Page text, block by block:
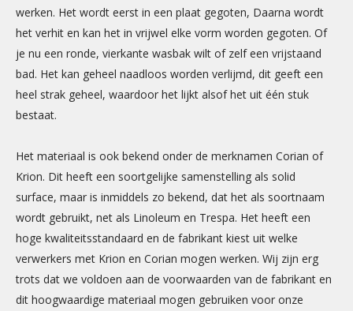
werken. Het wordt eerst in een plaat gegoten, Daarna wordt
het verhit en kan het in vrijwel elke vorm worden gegoten. Of
je nu een ronde, vierkante wasbak wilt of zelf een vrijstaand
bad. Het kan geheel naadloos worden verlijmd, dit geeft een
heel strak geheel, waardoor het lijkt alsof het uit één stuk
bestaat.
Het materiaal is ook bekend onder de merknamen Corian of
Krion. Dit heeft een soortgelijke samenstelling als solid
surface, maar is inmiddels zo bekend, dat het als soortnaam
wordt gebruikt, net als Linoleum en Trespa. Het heeft een
hoge kwaliteitsstandaard en de fabrikant kiest uit welke
verwerkers met Krion en Corian mogen werken. Wij zijn erg
trots dat we voldoen aan de voorwaarden van de fabrikant en
dit hoogwaardige materiaal mogen gebruiken voor onze